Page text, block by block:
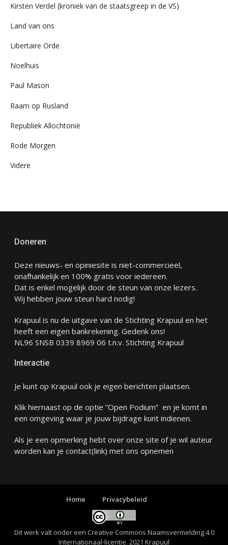
Kirsten Verdel (kroniek van de staatsgreep in de VS)
Land van ons
Libertaire Orde
Noelhuis
Paul Mason
Raam op Rusland
Republiek Allochtonië
Rode Morgen
Videre
Doneren
Deze nieuws- en opiniesite is niet-commercieel,
onafhankelijk en 100% gratis voor iedereen.
Dat is enkel mogelijk door de steun van onze lezers.
Wij hebben jouw steun hard nodig!
Krapuul is nu de uitgave van de Stichting Krapuul en het
heeft een eigen bankrekening. Gedenk ons!
NL96 SNSB 0339 8969 06 t.n.v. Stichting Krapuul
Interactie
Je kunt op Krapuul ook je eigen berichten plaatsen.
Klik hiernaast op de optie “Open Podium” en je komt in
een omgeving waar je jouw bijdrage kunt indienen.
Als je een opmerking hebt over onze site of je wil auteur
worden kan je contact(link) met ons opnemen
Home Privacybeleid
Dit werk valt onder een Creative Commons Naamsvermelding 4.0
Internationaal-licentie. 2021 Krapuul